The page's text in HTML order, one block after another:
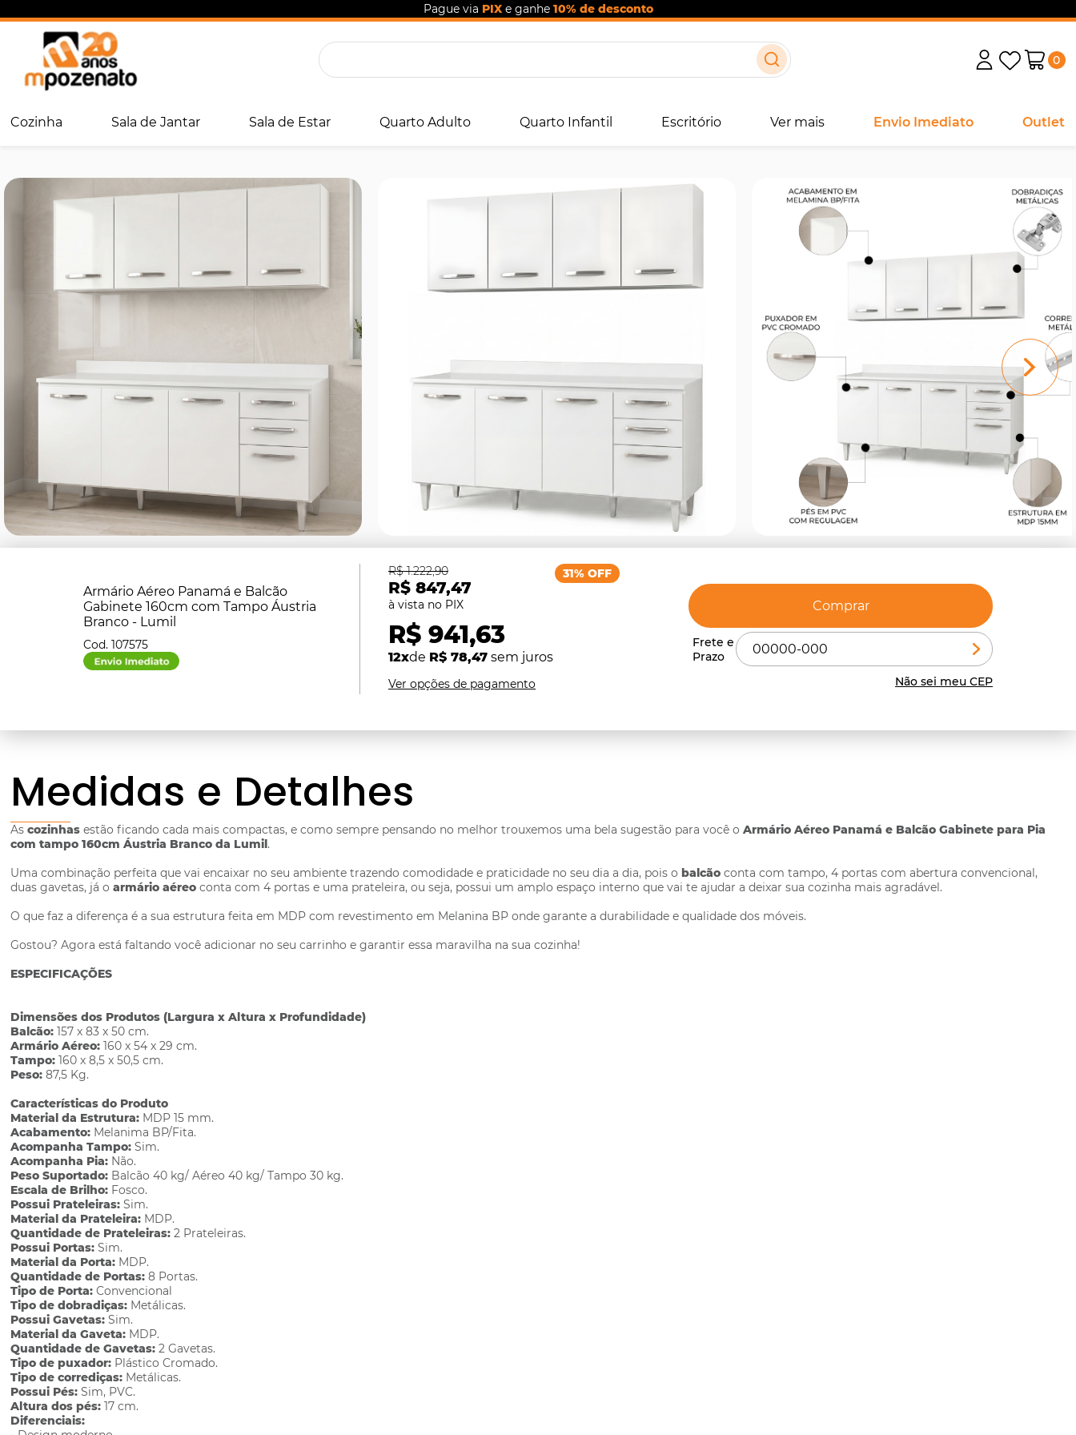
Pague via PIXe ganhe 10% de desconto
0
Cozinha Sala de Jantar Sala de Estar Quarto Adulto Quarto Infantil Escritório Ver mais Envio Imediato Outlet
Armário Aéreo Panamá e Balcão
Gabinete 160cm com Tampo Áustria
Branco - Lumil
107575
R$ 847,47
R$ 1.222,90
R$ 941,63
12xde R$ 78,47 sem juros
31% OFF
Ver opções de pagamento
Comprar
Não sei meu CEP
Medidas e Detalhes
Ascozinhas estão ficando cada mais compactas, e como sempre pensando no melhor trouxemos uma bela sugestão para você oArmário Aéreo Panamá e Balcão Gabinete para Pia
com tampo 160cm Áustria Branco da Lumil.
Uma combinação perfeita que vai encaixar no seu ambiente trazendo comodidade e praticidade no seu dia a dia, pois obalcão conta com tampo, 4 portas com abertura convencional,
duas gavetas, já oarmário aéreo conta com 4 portas e uma prateleira, ou seja, possui um amplo espaço interno que vai te ajudar a deixar sua cozinha mais agradável.
O que faz a diferença é a sua estrutura feita em MDP com revestimento em Melanina BP onde garante a durabilidade e qualidade dos móveis.
Gostou? Agora está faltando você adicionar no seu carrinho e garantir essa maravilha na sua cozinha!
ESPECIFICAÇÕES
Dimensões dos Produtos (Largura x Altura x Profundidade)
Balcão: 157 x 83 x 50 cm.
Armário Aéreo: 160 x 54 x 29 cm.
Tampo: 160 x 8,5 x 50,5 cm.
Peso: 87,5 Kg.
Características do Produto
Material da Estrutura: MDP 15 mm.
Acabamento: Melanima BP/Fita.
Acompanha Tampo: Sim.
Acompanha Pia: Não.
Peso Suportado: Balcão 40 kg/ Aéreo 40 kg/ Tampo 30 kg.
Escala de Brilho: Fosco.
Possui Prateleiras: Sim.
Material da Prateleira: MDP.
Quantidade de Prateleiras: 2 Prateleiras.
Possui Portas: Sim.
Material da Porta: MDP.
Quantidade de Portas: 8 Portas.
Tipo de Porta: Convencional
Tipo de dobradiças: Metálicas.
Possui Gavetas: Sim.
Material da Gaveta: MDP.
Quantidade de Gavetas: 2 Gavetas.
Tipo de puxador: Plástico Cromado.
Tipo de corrediças: Metálicas.
Possui Pés: Sim, PVC.
Altura dos pés: 17 cm.
Diferenciais: